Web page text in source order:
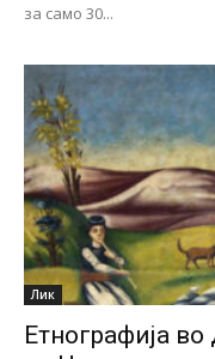
за само 30...
Лик
Етнографија